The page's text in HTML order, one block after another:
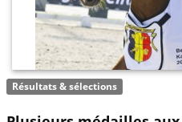
Résultats & sélections